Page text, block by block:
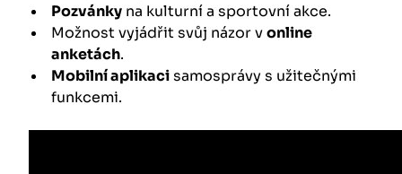
Pozvánky na kulturní a sportovní akce.
Možnost vyjádřit svůj názor vonline
anketách.
Mobilní aplikacisamosprávy s užitečnými
funkcemi.